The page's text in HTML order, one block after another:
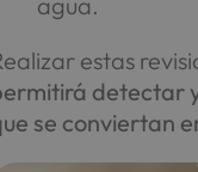
estas
detectar
se conviertan